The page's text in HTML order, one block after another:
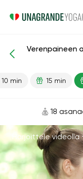
Verenpaineen
10 min 15 min
18
Harjoittele videolla